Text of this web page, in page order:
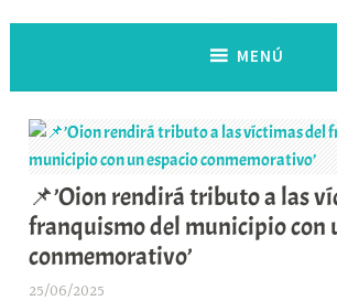
MENÚ
📌’Oion rendirá tributo a las
franquismo del municipio con
conmemorativo’
25/06/2025